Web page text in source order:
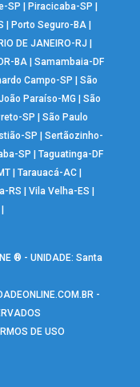
SP Piracicaba-SP
Porto Seguro-BA
RIO DE JANEIRO-RJ
BA| Samambaia-DF
Campo-SP |São
Paraíso-MG |São
SP |São Paulo
SP |Sertãozinho-
SP |Taguatinga-DF
| Tarauacá-AC|
RS |Vila Velha-ES
® - UNIDADE: Santa
-
DE USO